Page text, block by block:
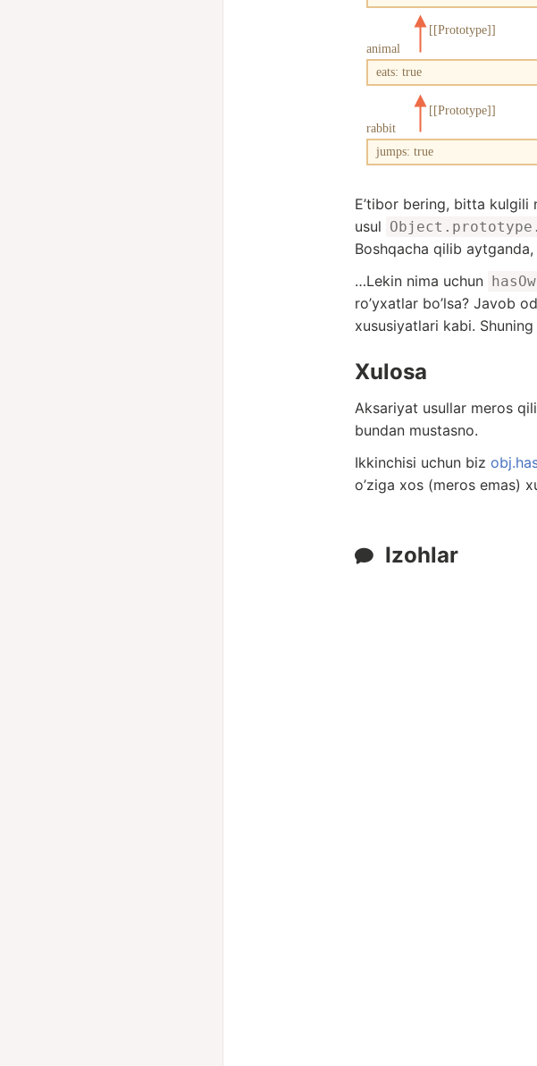
E’tibor bering, bitta kulgili
usul
Boshqacha qilib
…Lekin nima uchun
ro’yxatlar bo’lsa? Javob
xususiyatlari kabi.
Xulosa
Aksariyat usullar meros
bundan mustasno.
Ikkinchisi uchun biz
o’ziga xos (meros emas)
Izohlar